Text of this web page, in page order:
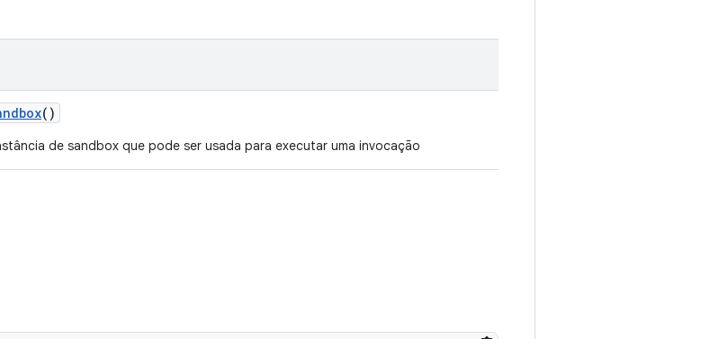
()
de sandbox que pode ser usada para executar uma invocação